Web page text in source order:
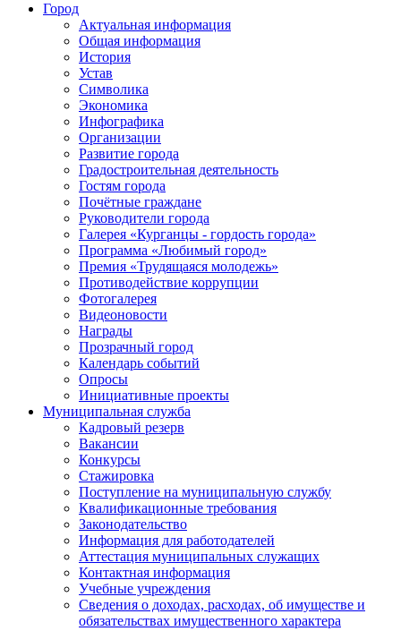
Город
Актуальная информация
Общая информация
История
Устав
Символика
Экономика
Инфографика
Организации
Развитие города
Градостроительная деятельность
Гостям города
Почётные граждане
Руководители города
Галерея «Курганцы - гордость города»
Программа «Любимый город»
Премия «Трудящаяся молодежь»
Противодействие коррупции
Фотогалерея
Видеоновости
Награды
Прозрачный город
Календарь событий
Опросы
Инициативные проекты
Муниципальная служба
Кадровый резерв
Вакансии
Конкурсы
Стажировка
Поступление на муниципальную службу
Квалификационные требования
Законодательство
Информация для работодателей
Аттестация муниципальных служащих
Контактная информация
Учебные учреждения
Сведения о доходах, расходах, об имуществе и
обязательствах имущественного характера